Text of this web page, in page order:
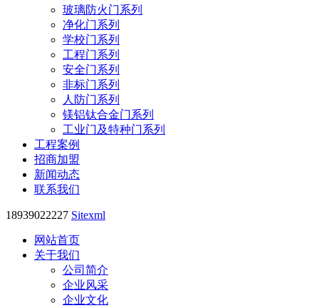
玻璃防火门系列
净化门系列
学校门系列
工程门系列
安全门系列
非标门系列
人防门系列
镁铝钛合金门系列
工业门及特种门系列
工程案例
招商加盟
新闻动态
联系我们
18939022227 Sitexml
网站首页
关于我们
公司简介
企业风采
企业文化